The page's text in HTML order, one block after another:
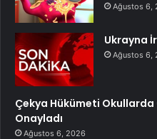
Ağustos 6,
Ukrayna
Ağustos 6,
Çekya Hükümeti Okullarda
Onayladı
Ağustos 6, 2026